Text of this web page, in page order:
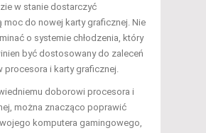
w stanie dostarczyć
moc do nowej karty graficznej. Nie
o systemie chłodzenia, który
być dostosowany do zaleceń
procesora i karty graficznej.
doborowi procesora i
można znacząco poprawić
komputera gamingowego,